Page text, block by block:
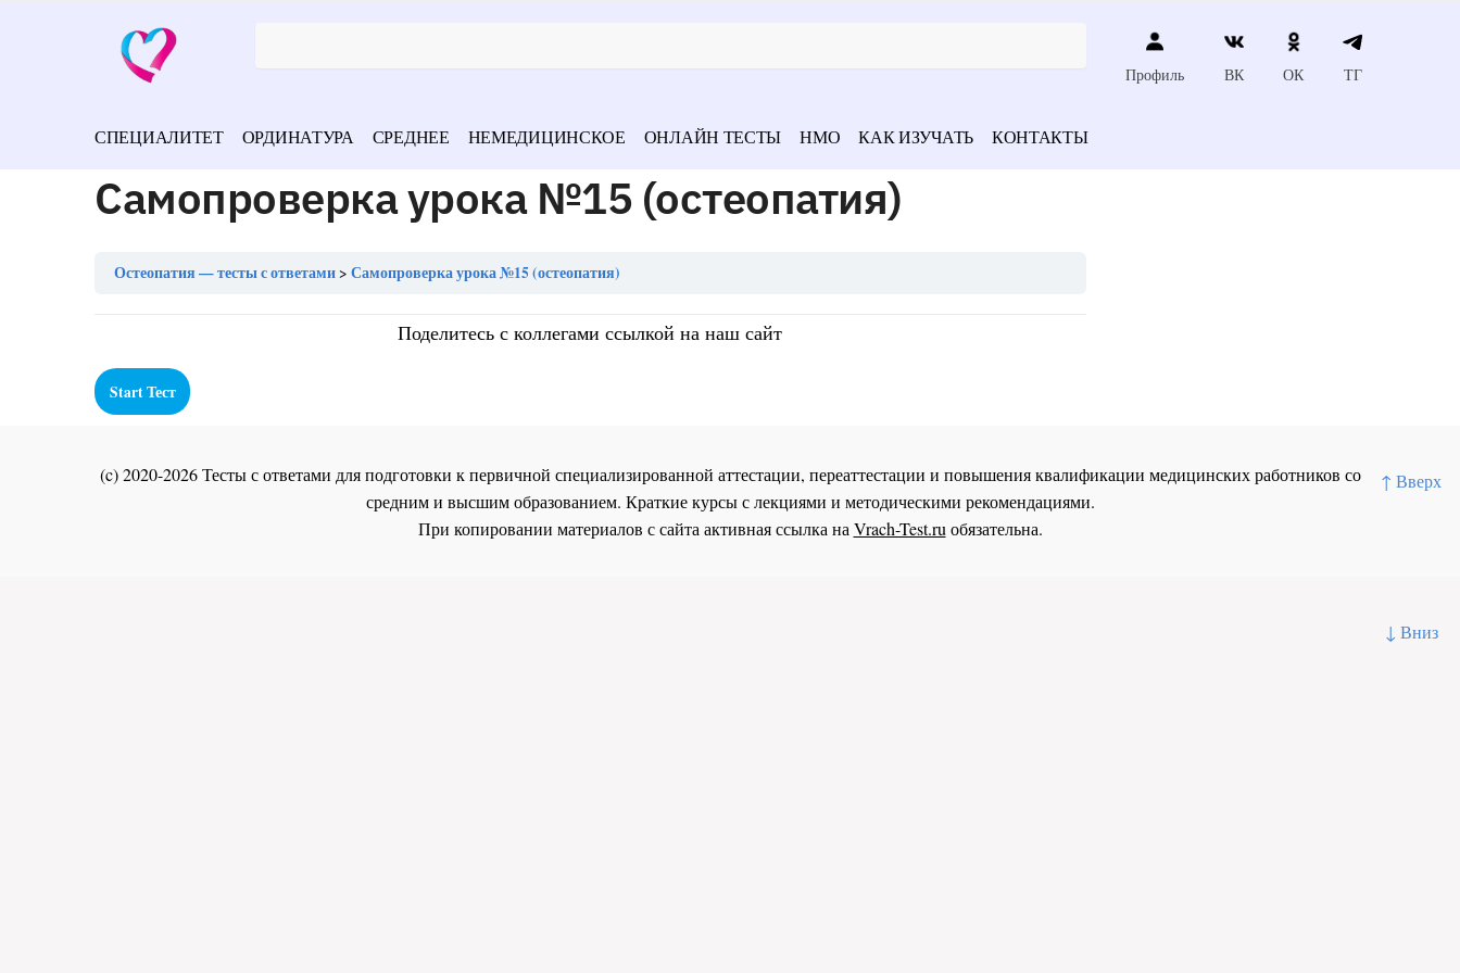
↑ Вверх
↓ Вниз
Профиль ВК ОК ТГ
СПЕЦИАЛИТЕТ ОРДИНАТУРА СРЕДНЕЕ НЕМЕДИЦИНСКОЕ ОНЛАЙН ТЕСТЫ НМО КАК ИЗУЧАТЬ КОНТАКТЫ
Самопроверка урока №15 (остеопатия)
Остеопатия — тесты с ответами Самопроверка урока №15 (остеопатия)
Поделитесь с коллегами ссылкой на наш сайт
(c) 2020-2026 Тесты с ответами для подготовки к первичной специализированной аттестации, переаттестации и повышения квалификации медицинских работников со
средним и высшим образованием. Краткие курсы с лекциями и методическими рекомендациями.
При копировании материалов с сайта активная ссылка на Vrach-Test.ru обязательна.